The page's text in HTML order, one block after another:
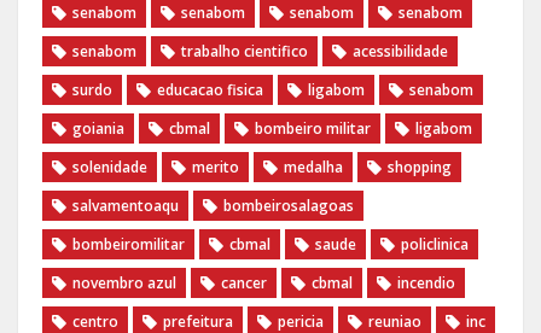
senabom
senabom senabom
senabom
senabom
trabalho cientifico
acessibilidade
surdo
educacao fisica ligabom
senabom
goiania
cbmal bombeiro militar
ligabom
solenidade
merito medalha
shopping
salvamentoaqu
bombeirosalagoas
bombeiromilitar
cbmal saude
policlinica
novembro azul
cancer cbmal
incendio
centro
prefeitura pericia reuniao
inc